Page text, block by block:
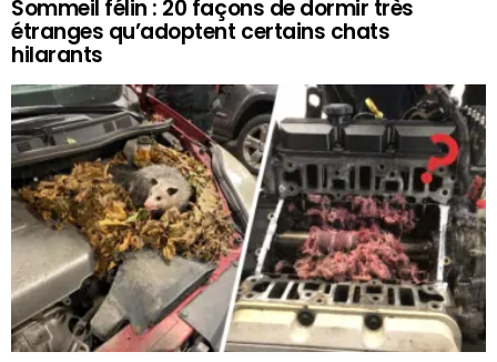
Sommeil félin : 20 façons de dormir très
étranges qu’adoptent certains chats
hilarants